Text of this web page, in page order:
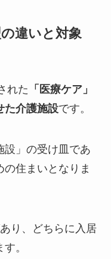
違いと対象
れた 「医療ケア」
た介護施設です。
設」の受け皿であ
の住まいとなりま
り、どちらに入居
。